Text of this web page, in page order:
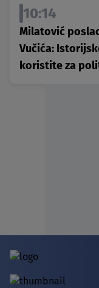
10:14
Milatović
Vučića:
koristite za